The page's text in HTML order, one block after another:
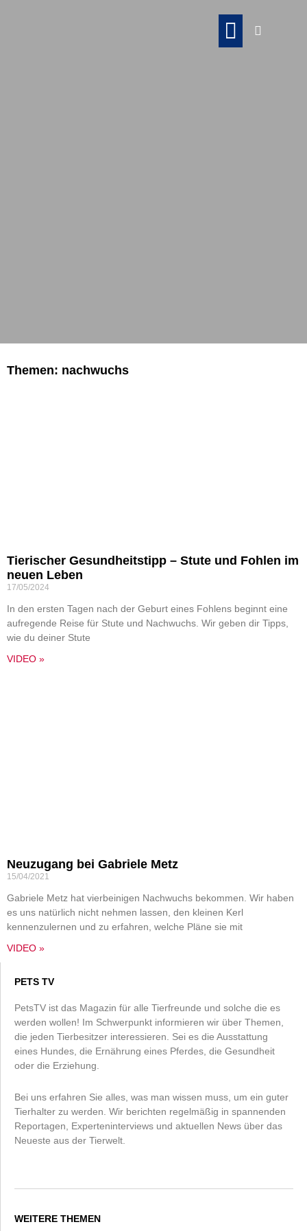
Themen: nachwuchs
Tierischer Gesundheitstipp – Stute und Fohlen im
neuen Leben
17/05/2024
In den ersten Tagen nach der Geburt eines Fohlens beginnt eine
aufregende Reise für Stute und Nachwuchs. Wir geben dir Tipps,
wie du deiner Stute
VIDEO »
Neuzugang bei Gabriele Metz
15/04/2021
Gabriele Metz hat vierbeinigen Nachwuchs bekommen. Wir haben
es uns natürlich nicht nehmen lassen, den kleinen Kerl
kennenzulernen und zu erfahren, welche Pläne sie mit
VIDEO »
PETS TV
PetsTV ist das Magazin für alle Tierfreunde und solche die es
werden wollen! Im Schwerpunkt informieren wir über Themen,
die jeden Tierbesitzer interessieren. Sei es die Ausstattung
eines Hundes, die Ernährung eines Pferdes, die Gesundheit
oder die Erziehung.
Bei uns erfahren Sie alles, was man wissen muss, um ein guter
Tierhalter zu werden. Wir berichten regelmäßig in spannenden
Reportagen, Experteninterviews und aktuellen News über das
Neueste aus der Tierwelt.
WEITERE THEMEN